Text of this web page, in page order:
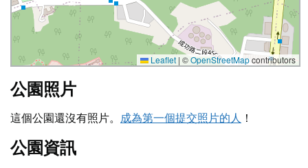
Leaflet | ©OpenStreetMapcontributors
公園照片
這個公園還沒有照片。 成為第一個提交照片的人 ！
公園資訊